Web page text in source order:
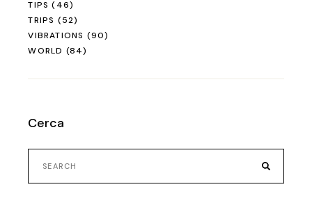
TIPS (46)
TRIPS (52)
VIBRATIONS (90)
WORLD (84)
Cerca
Search
for: